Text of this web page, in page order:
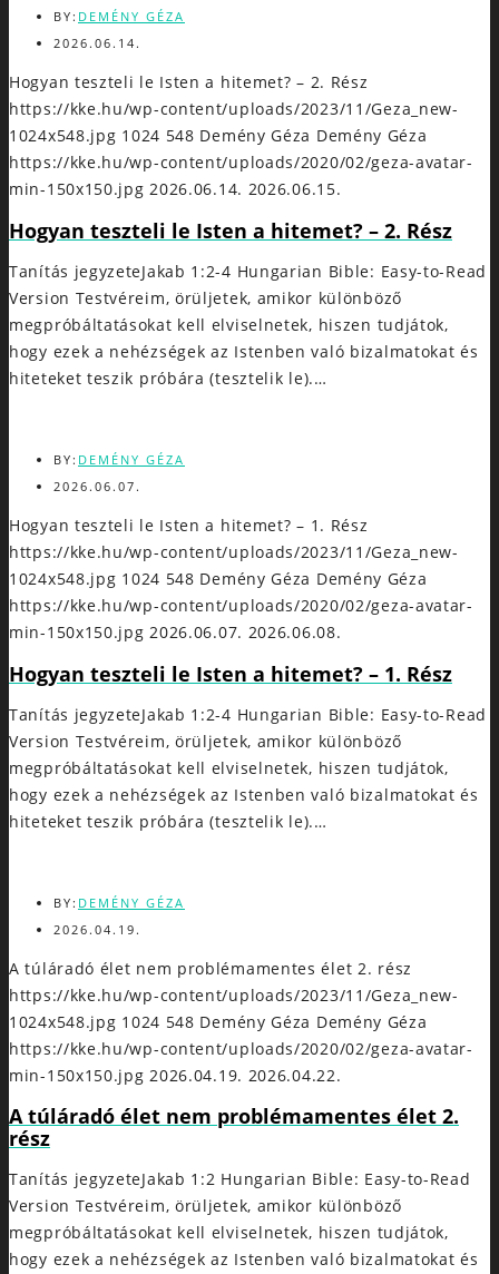
BY: DEMÉNY GÉZA
2026.06.14.
Hogyan teszteli le Isten a hitemet? – 2. Rész
https://kke.hu/wp-content/uploads/2023/11/Geza_new-
1024x548.jpg 1024 548 Demény Géza Demény Géza
https://kke.hu/wp-content/uploads/2020/02/geza-avatar-
min-150x150.jpg 2026.06.14. 2026.06.15.
Hogyan teszteli le Isten a hitemet? – 2. Rész
Tanítás jegyzeteJakab 1:2-4 Hungarian Bible: Easy-to-Read
Version Testvéreim, örüljetek, amikor különböző
megpróbáltatásokat kell elviselnetek, hiszen tudjátok,
hogy ezek a nehézségek az Istenben való bizalmatokat és
hiteteket teszik próbára (tesztelik le).…
BY: DEMÉNY GÉZA
2026.06.07.
Hogyan teszteli le Isten a hitemet? – 1. Rész
https://kke.hu/wp-content/uploads/2023/11/Geza_new-
1024x548.jpg 1024 548 Demény Géza Demény Géza
https://kke.hu/wp-content/uploads/2020/02/geza-avatar-
min-150x150.jpg 2026.06.07. 2026.06.08.
Hogyan teszteli le Isten a hitemet? – 1. Rész
Tanítás jegyzeteJakab 1:2-4 Hungarian Bible: Easy-to-Read
Version Testvéreim, örüljetek, amikor különböző
megpróbáltatásokat kell elviselnetek, hiszen tudjátok,
hogy ezek a nehézségek az Istenben való bizalmatokat és
hiteteket teszik próbára (tesztelik le).…
BY: DEMÉNY GÉZA
2026.04.19.
A túláradó élet nem problémamentes élet 2. rész
https://kke.hu/wp-content/uploads/2023/11/Geza_new-
1024x548.jpg 1024 548 Demény Géza Demény Géza
https://kke.hu/wp-content/uploads/2020/02/geza-avatar-
min-150x150.jpg 2026.04.19. 2026.04.22.
A túláradó élet nem problémamentes élet 2.
rész
Tanítás jegyzeteJakab 1:2 Hungarian Bible: Easy-to-Read
Version Testvéreim, örüljetek, amikor különböző
megpróbáltatásokat kell elviselnetek, hiszen tudjátok,
hogy ezek a nehézségek az Istenben való bizalmatokat és